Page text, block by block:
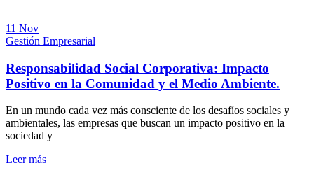
11 Nov
Gestión Empresarial
Responsabilidad Social Corporativa: Impacto
Positivo en la Comunidad y el Medio Ambiente.
En un mundo cada vez más consciente de los desafíos sociales y
ambientales, las empresas que buscan un impacto positivo en la
sociedad y
Leer más